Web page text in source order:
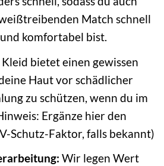
Match schnell
komfortabel bist.
Kleid bietet einen gewissen
Haut vor schädlicher
zu schützen, wenn du im
Ergänze hier den
Schutz-Faktor, falls bekannt)
Wir legen Wert